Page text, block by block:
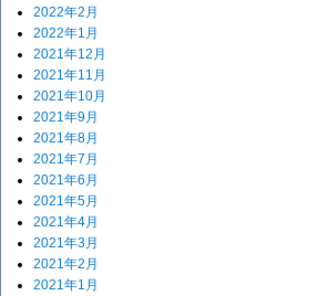
2022年2月
2022年1月
2021年12月
2021年11月
2021年10月
2021年9月
2021年8月
2021年7月
2021年6月
2021年5月
2021年4月
2021年3月
2021年2月
2021年1月